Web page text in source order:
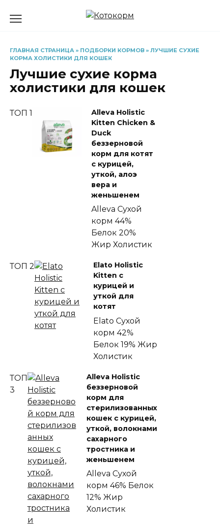
ГЛАВНАЯ СТРАНИЦА » ПОДБОРКИ КОРМОВ » ЛУЧШИЕ СУХИЕ
КОРМА ХОЛИСТИКИ ДЛЯ КОШЕК
Лучшие сухие корма
холистики для кошек
ТОП 1
Alleva Holistic
Kitten Chicken &
Duck
беззерновой
корм для котят
с курицей,
уткой, алоэ
вера и
женьшенем
Alleva Сухой
корм 44%
Белок 20%
Жир Холистик
ТОП 2
Elato Holistic
Kitten с
курицей и
уткой для
котят
Elato Сухой
корм 42%
Белок 19% Жир
Холистик
ТОП
3
Alleva Holistic
беззерновой
корм для
стерилизованных
кошек с курицей,
уткой, волокнами
сахарного
тростника и
женьшенем
Alleva Сухой
корм 46% Белок
12% Жир
Холистик